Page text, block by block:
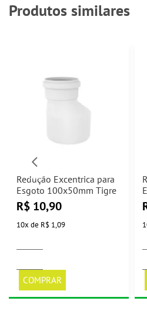
Produtos similares
Redução Excentrica para
Esgoto 100x50mm Tigre
R$ 10,90
10x de R$ 1,09
COMPRAR